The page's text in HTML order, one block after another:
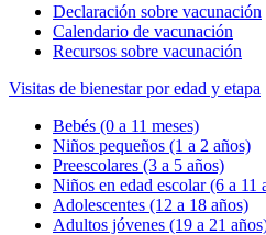
Declaración sobre vacunación
Calendario de vacunación
Recursos sobre vacunación
Visitas de bienestar por edad y etapa
Bebés (0 a 11 meses)
Niños pequeños (1 a 2 años)
Preescolares (3 a 5 años)
Niños en edad escolar (6 a 11
Adolescentes (12 a 18 años)
Adultos jóvenes (19 a 21